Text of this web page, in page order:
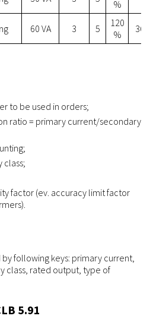
%
60 VA 3 5
120
%
to be used in orders;
ratio = primary current/secondary
class;
factor (ev. accuracy limit factor
following keys: primary current,
class, rated output, type of
5.91